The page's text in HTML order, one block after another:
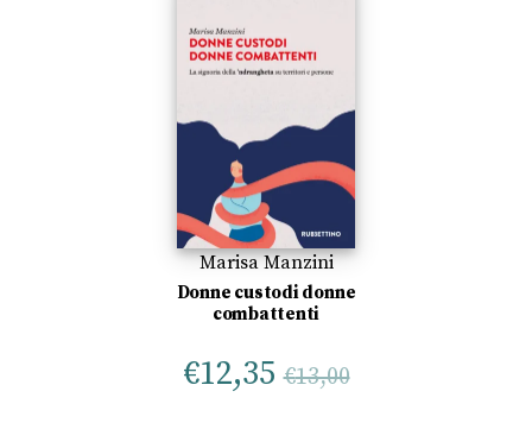
Marisa Manzini
Donne custodi donne
combattenti
€12,35 €13,00